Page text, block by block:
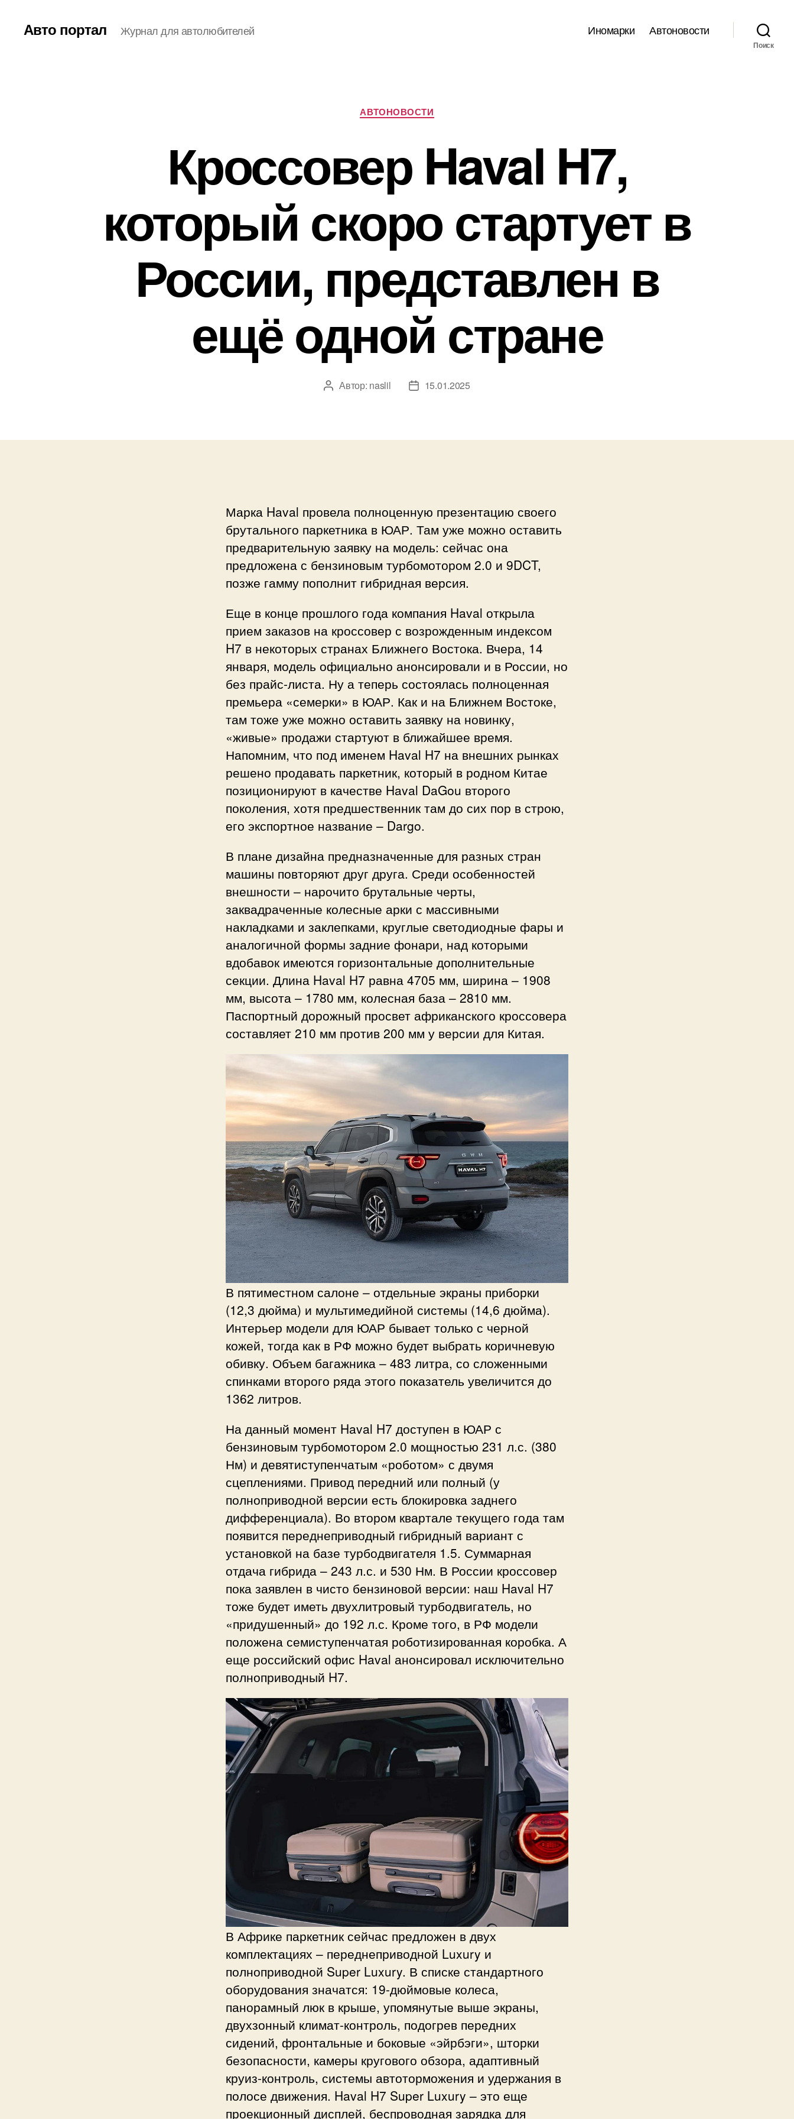
Авто портал Журнал для автолюбителей Иномарки Автоновости
Поиск
Рубрики
АВТОНОВОСТИ
Кроссовер Haval H7,
который скоро стартует в
России, представлен в
ещё одной стране
Автор
Автор: naslil
Дата15.01.2025
Марка Haval провела полноценную презентацию своего
брутального паркетника в ЮАР. Там уже можно оставить
предварительную заявку на модель: сейчас она
предложена с бензиновым турбомотором 2.0 и 9DCT,
позже гамму пополнит гибридная версия.
Еще в конце прошлого года компания Haval открыла
прием заказов на кроссовер с возрожденным индексом
H7 в некоторых странах Ближнего Востока. Вчера, 14
января, модель официально анонсировали и в России, но
без прайс-листа. Ну а теперь состоялась полноценная
премьера «семерки» в ЮАР. Как и на Ближнем Востоке,
там тоже уже можно оставить заявку на новинку,
«живые» продажи стартуют в ближайшее время.
Напомним, что под именем Haval H7 на внешних рынках
решено продавать паркетник, который в родном Китае
позиционируют в качестве Haval DaGou второго
поколения, хотя предшественник там до сих пор в строю,
его экспортное название – Dargo.
В плане дизайна предназначенные для разных стран
машины повторяют друг друга. Среди особенностей
внешности – нарочито брутальные черты,
заквадраченные колесные арки с массивными
накладками и заклепками, круглые светодиодные фары и
аналогичной формы задние фонари, над которыми
вдобавок имеются горизонтальные дополнительные
секции. Длина Haval H7 равна 4705 мм, ширина – 1908
мм, высота – 1780 мм, колесная база – 2810 мм.
Паспортный дорожный просвет африканского кроссовера
составляет 210 мм против 200 мм у версии для Китая.
В пятиместном салоне – отдельные экраны приборки
(12,3 дюйма) и мультимедийной системы (14,6 дюйма).
Интерьер модели для ЮАР бывает только с черной
кожей, тогда как в РФ можно будет выбрать коричневую
обивку. Объем багажника – 483 литра, со сложенными
спинками второго ряда этого показатель увеличится до
1362 литров.
На данный момент Haval H7 доступен в ЮАР с
бензиновым турбомотором 2.0 мощностью 231 л.с. (380
Нм) и девятиступенчатым «роботом» с двумя
сцеплениями. Привод передний или полный (у
полноприводной версии есть блокировка заднего
дифференциала). Во втором квартале текущего года там
появится переднеприводный гибридный вариант с
установкой на базе турбодвигателя 1.5. Суммарная
отдача гибрида – 243 л.с. и 530 Нм. В России кроссовер
пока заявлен в чисто бензиновой версии: наш Haval H7
тоже будет иметь двухлитровый турбодвигатель, но
«придушенный» до 192 л.с. Кроме того, в РФ модели
положена семиступенчатая роботизированная коробка. А
еще российский офис Haval анонсировал исключительно
полноприводный H7.
В Африке паркетник сейчас предложен в двух
комплектациях – переднеприводной Luxury и
полноприводной Super Luxury. В списке стандартного
оборудования значатся: 19-дюймовые колеса,
панорамный люк в крыше, упомянутые выше экраны,
двухзонный климат-контроль, подогрев передних
сидений, фронтальные и боковые «эйрбэги», шторки
безопасности, камеры кругового обзора, адаптивный
круиз-контроль, системы автоторможения и удержания в
полосе движения. Haval H7 Super Luxury – это еще
проекционный дисплей, беспроводная зарядка для